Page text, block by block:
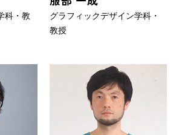
科・教
グラフィックデザイン学科・
教授